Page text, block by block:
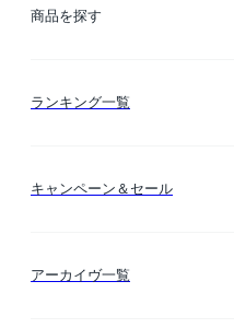
ご利用ガイド
商品を探す
カテゴリー検索
ランキング一覧
キャンペーン＆セール
アーカイヴ一覧